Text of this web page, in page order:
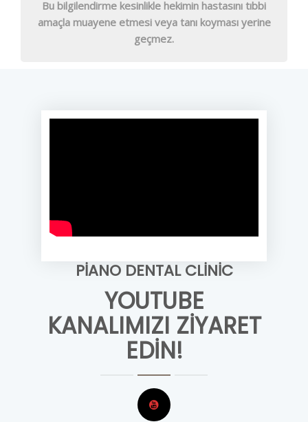
Bu bilgilendirme kesinlikle hekimin hastasını tıbbi
amaçla muayene etmesi veya tanı koyması yerine
geçmez.
PIANO DENTAL CLINIC
YOUTUBE
KANALIMIZI ZIYARET
EDIN!